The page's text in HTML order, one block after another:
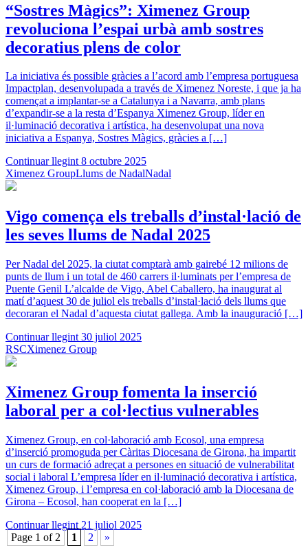
“Sostres Màgics”: Ximenez Group
revoluciona l’espai urbà amb sostres
decoratius plens de color
La iniciativa és possible gràcies a l’acord amb l’empresa portuguesa
Impactplan, desenvolupada a través de Ximenez Noreste, i que ja ha
començat a implantar-se a Catalunya i a Navarra, amb plans
d’expandir-se a la resta d’Espanya Ximenez Group, líder en
il·luminació decorativa i artística, ha desenvolupat una nova
iniciativa a Espanya, Sostres Màgics, gràcies a […]
Continuar llegint 8 octubre 2025
Ximenez GroupLlums de NadalNadal
Vigo comença els treballs d’instal·lació de
les seves llums de Nadal 2025
Per Nadal del 2025, la ciutat comptarà amb gairebé 12 milions de
punts de llum i un total de 460 carrers il·luminats per l’empresa de
Puente Genil L’alcalde de Vigo, Abel Caballero, ha inaugurat al
matí d’aquest 30 de juliol els treballs d’instal·lació dels llums que
decoraran el Nadal d’aquesta ciutat gallega. Amb la inauguració […]
Continuar llegint 30 juliol 2025
RSCXimenez Group
Ximenez Group fomenta la inserció
laboral per a col·lectius vulnerables
Ximenez Group, en col·laboració amb Ecosol, una empresa
d’inserció promoguda per Càritas Diocesana de Girona, ha impartit
un curs de formació adreçat a persones en situació de vulnerabilitat
social i laboral L’empresa líder en il·luminació decorativa i artística,
Ximenez Group, i l’empresa en col·laboració amb la Diocesana de
Girona – Ecosol, han cooperat en la […]
Continuar llegint 21 juliol 2025
Page 1 of 2
1 2
»